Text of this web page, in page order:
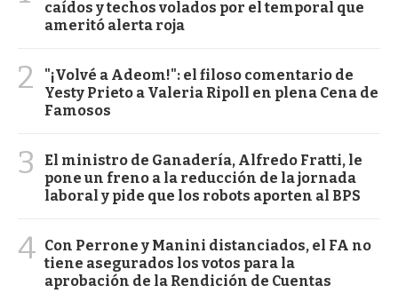
caídos y techos volados por el temporal que
ameritó alerta roja
2
"¡Volvé a Adeom!": el filoso comentario de
Yesty Prieto a Valeria Ripoll en plena Cena de
Famosos
3
El ministro de Ganadería, Alfredo Fratti, le
pone un freno a la reducción de la jornada
laboral y pide que los robots aporten al BPS
4 Con Perrone y Manini distanciados, el FA no
tiene asegurados los votos para la
aprobación de la Rendición de Cuentas